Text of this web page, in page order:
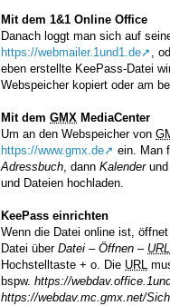
Mit dem 1&1 Online Office
Danach loggt man sich auf
https://webmailer.1und1.de
,
eben erstellte KeePass-Datei
Webspeicher kopiert oder am
Mit dem GMX MediaCenter
Um an den Webspeicher von
https://www.gmx.de
ein. Man
Adressbuch, dann Kalenderund
und Dateien hochladen.
KeePass einrichten
Wenn die Datei online ist,
Datei über Datei – Öffnen – URL
Hochstelltaste + o. Die URL
bspw. https://
https://webdav.mc.gmx.net/